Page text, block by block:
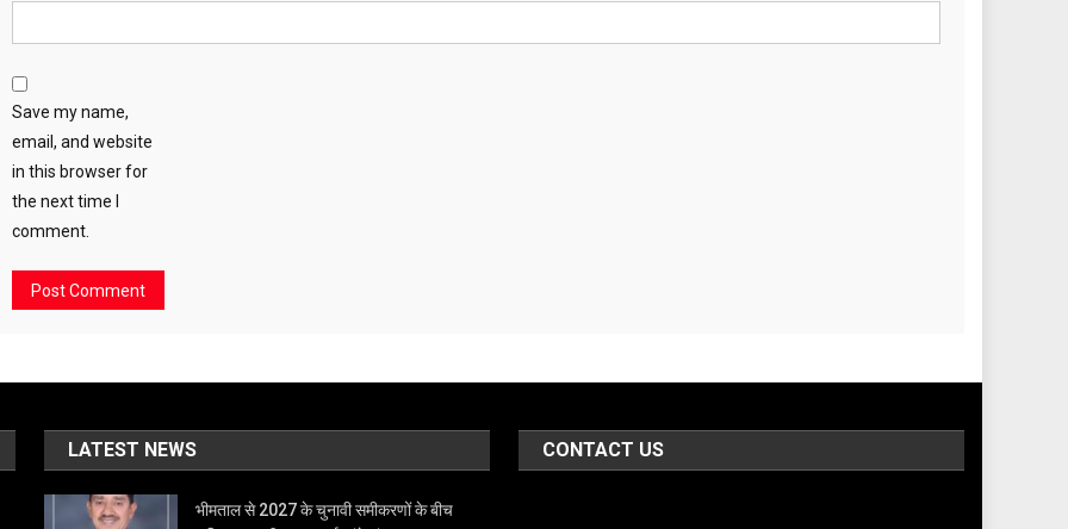
Save my name,
email, and website
in this browser for
the next time I
comment.
LATEST NEWS
भीमताल से 2027 के चुनावी समीकरणों के बीच
CONTACT US